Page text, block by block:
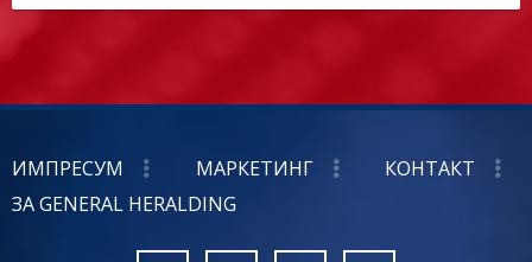
ИМПРЕСУМ МАРКЕТИНГ
КОНТАКТ
ЗА GENERAL HERALDING